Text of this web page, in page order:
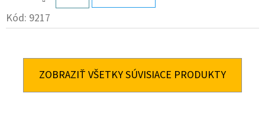
KOŠÍKA
Kód: 9217
ZOBRAZIŤ VŠETKY SÚVISIACE PRODUKTY